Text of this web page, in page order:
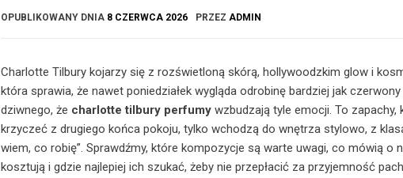
OPUBLIKOWANY DNIA 8 CZERWCA 2026 PRZEZ ADMIN
Charlotte Tilbury kojarzy się z rozświetloną skórą, hollywoodzkim glow i
która sprawia, że nawet poniedziałek wygląda odrobinę bardziej jak
dziwnego, że charlotte tilbury perfumy wzbudzają tyle emocji. To zapachy,
krzyczeć z drugiego końca pokoju, tylko wchodzą do wnętrza stylowo, z
wiem, co robię”. Sprawdźmy, które kompozycje są warte uwagi, co mówią o
kosztują i gdzie najlepiej ich szukać, żeby nie przepłacić za przyjemność